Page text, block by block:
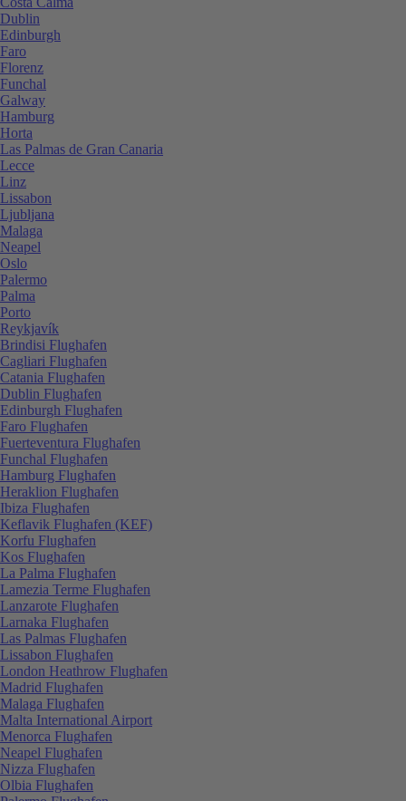
Dublin
Edinburgh
Faro
Florenz
Funchal
Galway
Hamburg
Horta
Las Palmas de Gran Canaria
Lecce
Linz
Lissabon
Ljubljana
Malaga
Neapel
Oslo
Palermo
Palma
Porto
Reykjavík
Brindisi Flughafen
Cagliari Flughafen
Catania Flughafen
Dublin Flughafen
Edinburgh Flughafen
Faro Flughafen
Fuerteventura Flughafen
Funchal Flughafen
Hamburg Flughafen
Heraklion Flughafen
Ibiza Flughafen
Keflavik Flughafen (KEF)
Korfu Flughafen
Kos Flughafen
La Palma Flughafen
Lamezia Terme Flughafen
Lanzarote Flughafen
Larnaka Flughafen
Las Palmas Flughafen
Lissabon Flughafen
London Heathrow Flughafen
Madrid Flughafen
Malaga Flughafen
Malta International Airport
Menorca Flughafen
Neapel Flughafen
Nizza Flughafen
Olbia Flughafen